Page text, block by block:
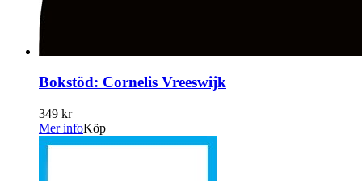
Bokstöd: Cornelis Vreeswijk
349 kr
Mer infoKöp